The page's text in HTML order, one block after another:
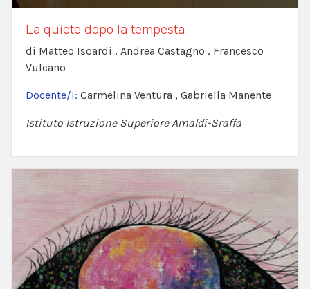
La quiete dopo la tempesta
di Matteo Isoardi , Andrea Castagno , Francesco
Vulcano
Docente/i: Carmelina Ventura , Gabriella Manente
Istituto Istruzione Superiore Amaldi-Sraffa